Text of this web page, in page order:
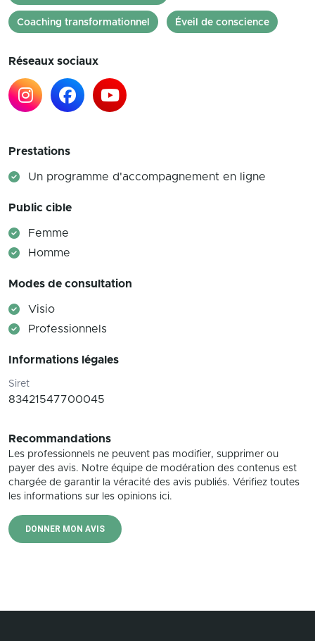
Coaching transformationnel Éveil de conscience
Réseaux sociaux
Prestations
Un programme d'accompagnement en ligne
Public cible
Femme
Homme
Modes de consultation
Visio
Professionnels
Informations légales
Siret
83421547700045
Recommandations
Les professionnels ne peuvent pas modifier, supprimer ou
payer des avis. Notre équipe de modération des contenus est
chargée de garantir la véracité des avis publiés. Vérifiez toutes
les informations sur les opinions ici.
DONNER MON AVIS